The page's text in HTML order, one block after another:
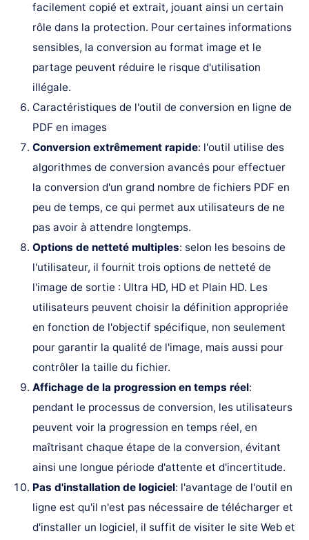
facilement copié et extrait, jouant ainsi un certain
rôle dans la protection. Pour certaines informations
sensibles, la conversion au format image et le
partage peuvent réduire le risque d'utilisation
illégale.
Caractéristiques de l'outil de conversion en ligne de
PDF en images
Conversion extrêmement rapide: l'outil utilise des
algorithmes de conversion avancés pour effectuer
la conversion d'un grand nombre de fichiers PDF en
peu de temps, ce qui permet aux utilisateurs de ne
pas avoir à attendre longtemps.
Options de netteté multiples: selon les besoins de
l'utilisateur, il fournit trois options de netteté de
l'image de sortie : Ultra HD, HD et Plain HD. Les
utilisateurs peuvent choisir la définition appropriée
en fonction de l'objectif spécifique, non seulement
pour garantir la qualité de l'image, mais aussi pour
contrôler la taille du fichier.
Affichage de la progression en temps réel:
pendant le processus de conversion, les utilisateurs
peuvent voir la progression en temps réel, en
maîtrisant chaque étape de la conversion, évitant
ainsi une longue période d'attente et d'incertitude.
Pas d'installation de logiciel: l'avantage de l'outil en
ligne est qu'il n'est pas nécessaire de télécharger et
d'installer un logiciel, il suffit de visiter le site Web et